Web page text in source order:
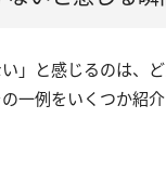
い」と感じるのは、
一例をいくつか紹介